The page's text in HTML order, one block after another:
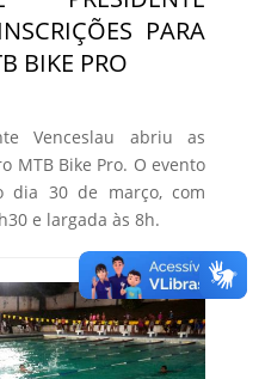
PARA
BIKE PRO
Venceslau abriu as
MTB Bike Pro. O evento
dia 30 de março, com
e largada às 8h.